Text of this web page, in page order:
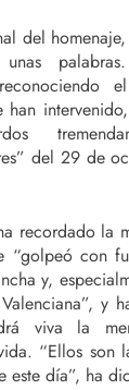
del
unas
han
del 29 de
recordado la
“golpeó con
y,
y
viva la
“Ellos son
este día”, ha